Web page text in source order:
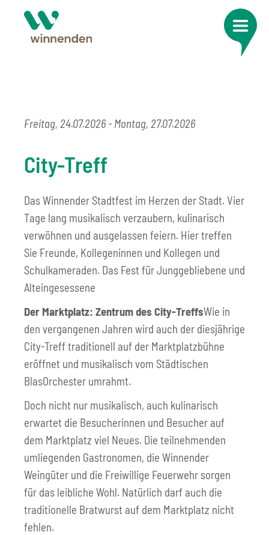
Freitag, 24.07.2026- Montag, 27.07.2026
City-Treff
Das Winnender Stadtfest im Herzen der Stadt. Vier
Tage lang musikalisch verzaubern, kulinarisch
verwöhnen und ausgelassen feiern. Hier treffen
Sie Freunde, Kollegeninnen und Kollegen und
Schulkameraden. Das Fest für Junggebliebene und
Alteingesessene
Der Marktplatz: Zentrum des City-TreffsWie in
den vergangenen Jahren wird auch der diesjährige
City-Treff traditionell auf der Marktplatzbühne
eröffnet und musikalisch vom Städtischen
BlasOrchester umrahmt.
Doch nicht nur musikalisch, auch kulinarisch
erwartet die Besucherinnen und Besucher auf
dem Marktplatz viel Neues. Die teilnehmenden
umliegenden Gastronomen, die Winnender
Weingüter und die Freiwillige Feuerwehr sorgen
für das leibliche Wohl. Natürlich darf auch die
traditionelle Bratwurst auf dem Marktplatz nicht
fehlen.